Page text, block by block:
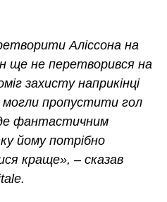
Аліссона на
ще не перетворився на
захисту наприкінці
пропустити гол
фантастичним
йому потрібно
краще», – сказав